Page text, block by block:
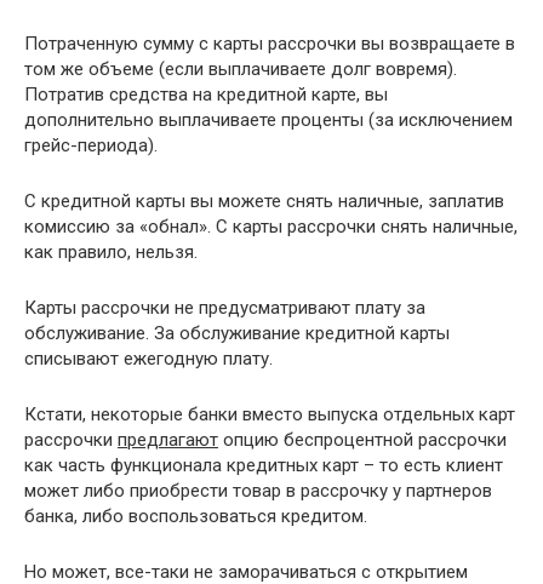
Потраченную сумму с карты рассрочки вы возвращаете в
том же объеме (если выплачиваете долг вовремя).
Потратив средства на кредитной карте, вы
дополнительно выплачиваете проценты (за исключением
грейс-периода).
С кредитной карты вы можете снять наличные, заплатив
комиссию за «обнал». С карты рассрочки снять наличные,
как правило, нельзя.
Карты рассрочки не предусматривают плату за
обслуживание. За обслуживание кредитной карты
списывают ежегодную плату.
Кстати, некоторые банки вместо выпуска отдельных карт
рассрочки предлагают опцию беспроцентной рассрочки
как часть функционала кредитных карт – то есть клиент
может либо приобрести товар в рассрочку у партнеров
банка, либо воспользоваться кредитом.
Но может, все-таки не заморачиваться с открытием